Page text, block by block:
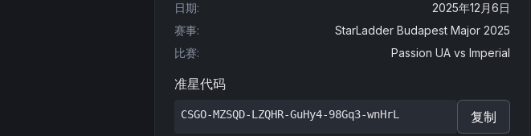
日期:
2025年12月6日
赛事:
StarLadder Budapest Major 2025
比赛: Passion UA vs Imperial
准星代码
CSGO-MZSQD-LZQHR-GuHy4-98Gq3-wnHrL 复制